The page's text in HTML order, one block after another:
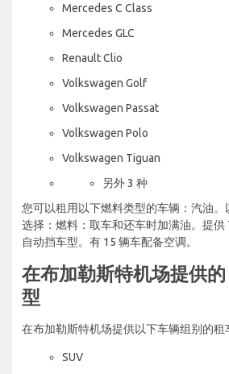
Mercedes C Class
Mercedes GLC
Renault Clio
Volkswagen Golf
Volkswagen Passat
Volkswagen Polo
Volkswagen Tiguan
另外 3 种
您可以租用以下燃料类型的车辆：汽油
选择：燃料：取车和还车时加满油。提供
自动挡车型。有 15 辆车配备空调。
在布加勒斯特机场提供
型
在布加勒斯特机场提供以下车辆组别的租
SUV